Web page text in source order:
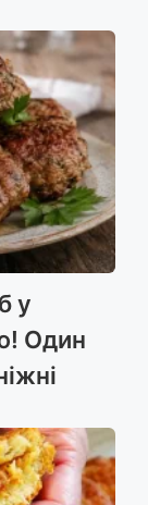
у
Один